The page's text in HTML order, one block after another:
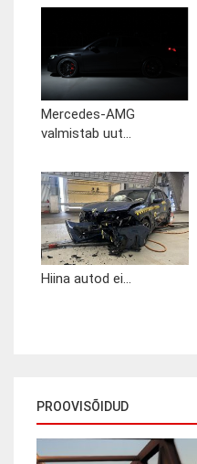
Mercedes-AMG
valmistab uut...
Hiina autod ei...
PROOVISÕIDUD